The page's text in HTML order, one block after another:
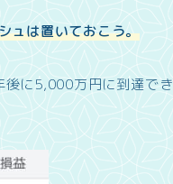
ュは置いておこう。
に5,000万円に到達でき